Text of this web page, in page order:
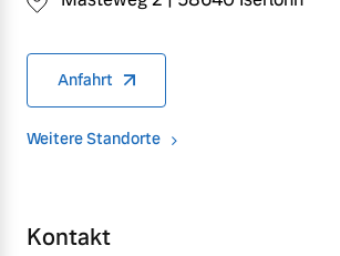
Anfahrt
Weitere Standorte
Kontakt